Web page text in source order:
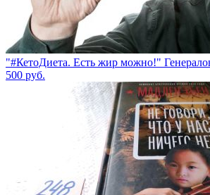
"#КетоДиета. Есть жир можно!"
500 руб.